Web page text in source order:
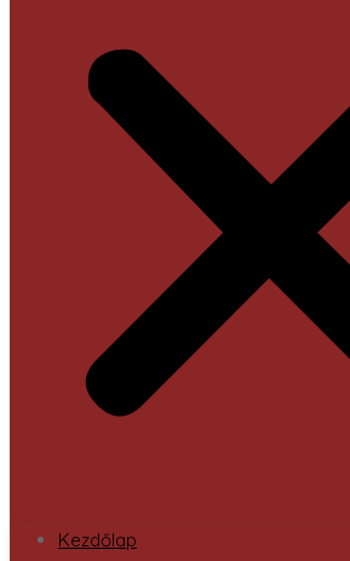
Kezdőlap